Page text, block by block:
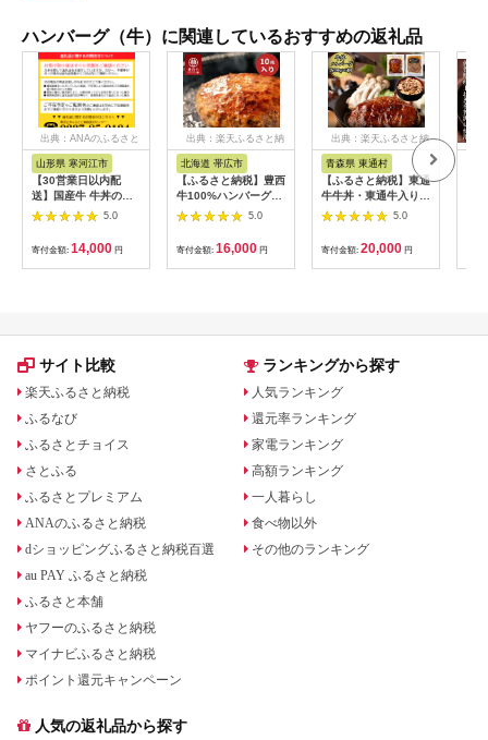
ハンバーグ（牛）に関連しているおすすめの返礼品
出典：ANAのふるさと
山形県 寒河江市
【30営業日以内配
送】国産牛 牛丼の具&
煮込みハンバーグ 満
足の9個セット 《こだ
わりソースと玉ねぎが
旨い簡単惣菜》 湯煎
で温めるだけ 014-
5.0
寄付金額: 14,000 円
出典：楽天ふるさと納
北海道 帯広市
【ふるさと納税】豊西
牛100%ハンバーグ
10枚セット【配送不
可地域：離島】
【1483593】
5.0
寄付金額: 16,000 円
出典：楽天ふるさと納
青森県 東通村
【ふるさと納税】東通
牛牛丼・東通牛入り煮
込みハンバーグセット
5.0
寄付金額: 20,000 円
サイト比較
楽天ふるさと納税
ふるなび
ふるさとチョイス
さとふる
ふるさとプレミアム
ANAのふるさと納税
dショッピングふるさと納税百選
au PAY ふるさと納税
ふるさと本舗
ヤフーのふるさと納税
マイナビふるさと納税
ポイント還元キャンペーン
ランキングから探す
人気ランキング
還元率ランキング
家電ランキング
高額ランキング
一人暮らし
食べ物以外
その他のランキング
人気の返礼品から探す